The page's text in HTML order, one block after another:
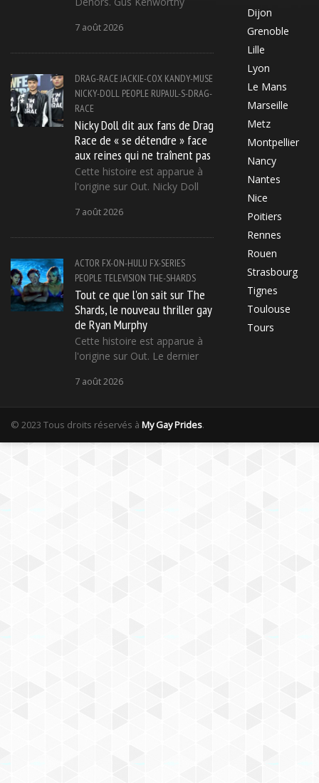
7 août 2026
DRAG-RACEJACKIE-COX KANDY-MUSE
NICKY-DOLL PEOPLE RUPAUL-S-DRAG-
RACE
Nicky Doll dit aux fans de Drag
Race de « se détendre » face
aux reines qui ne traînent pas
Cette histoire est apparue à
l'origine sur Out. Nicky Doll
7 août 2026
ACTOR FX-ON-HULU FX-SERIES
PEOPLETELEVISION THE-SHARDS
Tout ce que l'on sait sur The
Shards, le nouveau thriller gay
de Ryan Murphy
Cette histoire est apparue à
l'origine sur Out. Le dernier
7 août 2026
Dijon
Grenoble
Lille
Lyon
Le Mans
Marseille
Metz
Montpellier
Nancy
Nantes
Nice
Poitiers
Rennes
Rouen
Strasbourg
Tignes
Toulouse
Tours
© 2023 Tous droits réservés à My Gay Prides.